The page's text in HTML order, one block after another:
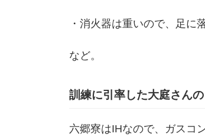
・消火器は重いので、足に
など。
訓練に引率した大庭さん
六郷寮はIHなので、ガスコ